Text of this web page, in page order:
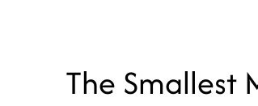
The Smallest